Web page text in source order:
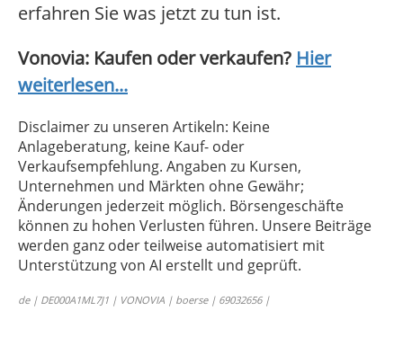
erfahren Sie was jetzt zu tun ist.
Vonovia: Kaufen oder verkaufen? Hier
weiterlesen...
Disclaimer zu unseren Artikeln: Keine
Anlageberatung, keine Kauf- oder
Verkaufsempfehlung. Angaben zu Kursen,
Unternehmen und Märkten ohne Gewähr;
Änderungen jederzeit möglich. Börsengeschäfte
können zu hohen Verlusten führen. Unsere Beiträge
werden ganz oder teilweise automatisiert mit
Unterstützung von AI erstellt und geprüft.
de | DE000A1ML7J1 | VONOVIA | boerse | 69032656 |